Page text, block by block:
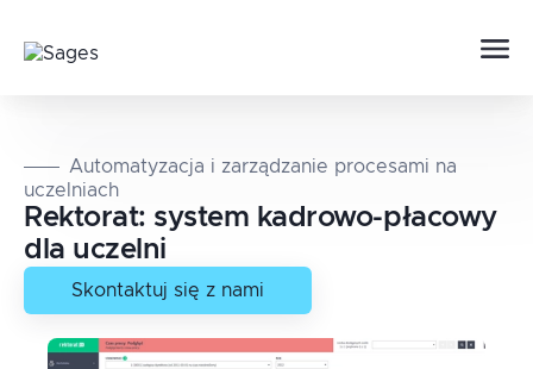
Automatyzacja i zarządzanie procesami na
uczelniach
Rektorat: system kadrowo-płacowy
dla uczelni
Skontaktuj się z nami